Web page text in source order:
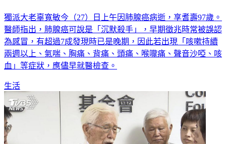
獨派大老辜寬敏今（27）日上午因肺腺癌病逝，享耆壽97歲。
醫師指出，肺腺癌可說是「沉默殺手」，早期徵兆時常被誤認
為感冒，有超過7成發現時已是晚期，因此若出現「咳嗽持續
兩週以上、氣喘、胸痛、背痛、頭痛、喉嚨痛、聲音沙啞、咳
血」等症狀，應儘早就醫檢查。
生活